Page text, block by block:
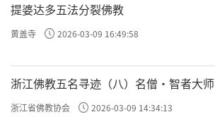
提婆达多五法分裂佛教
黄盖寺 2026-03-09 16:49:58
浙江佛教五名寻迹（八）名僧·智者大师
浙江省佛教协会 2026-03-09 14:34:13